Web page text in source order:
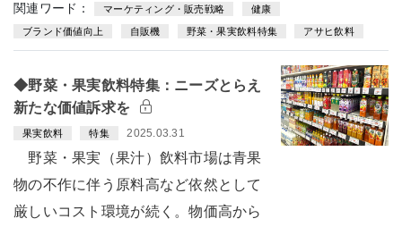
関連ワード： マーケティング・販売戦略 健康
ブランド価値向上 自販機 野菜・果実飲料特集 アサヒ飲料
◆野菜・果実飲料特集：ニーズとらえ
新たな価値訴求を
果実飲料 特集 2025.03.31
野菜・果実（果汁）飲料市場は青果
物の不作に伴う原料高など依然として
厳しいコスト環境が続く。物価高から